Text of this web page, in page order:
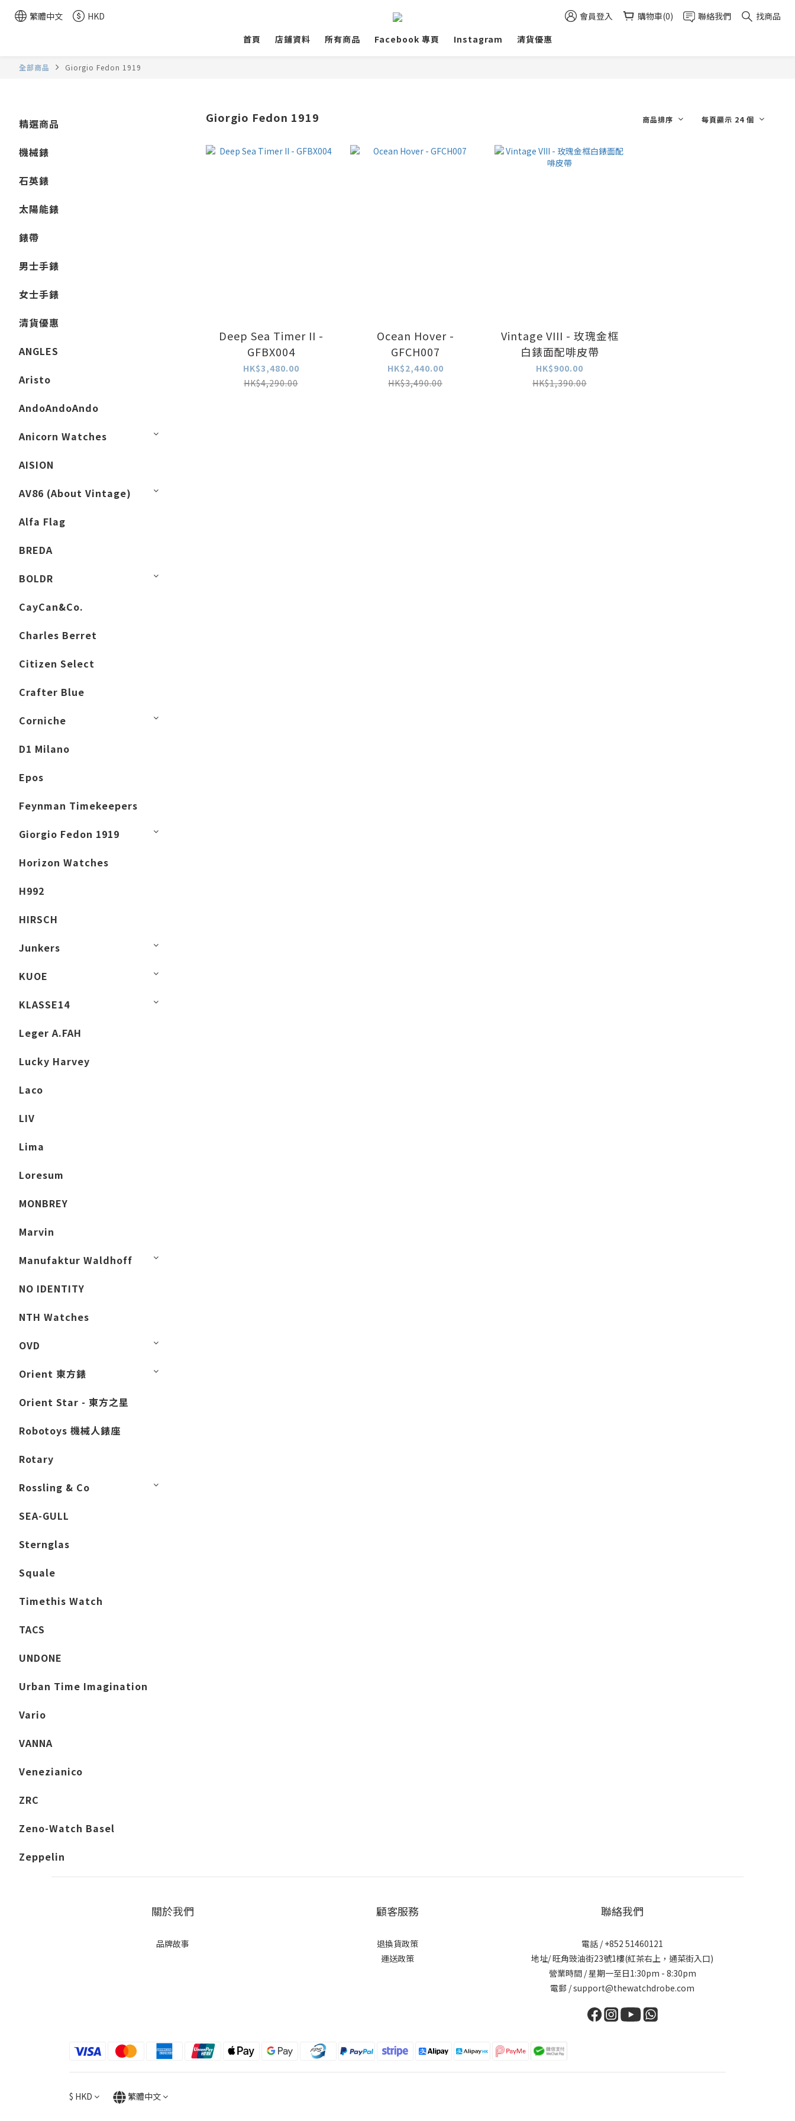
繁體中文 HKD 會員登入 購物車(0) 聯絡我們
找商品
首頁
店鋪資料 所有商品 Facebook 專頁 Instagram 清貨優惠
全部商品 Giorgio Fedon 1919
精選商品
機械錶
石英錶
太陽能錶
錶帶
男士手錶
女士手錶
清貨優惠
ANGLES
Aristo
AndoAndoAndo
Anicorn Watches
AISION
AV86 (About Vintage)
Alfa Flag
BREDA
BOLDR
CayCan&Co.
Charles Berret
Citizen Select
Crafter Blue
Corniche
D1 Milano
Epos
Feynman Timekeepers
Giorgio Fedon 1919
Horizon Watches
H992
HIRSCH
Junkers
KUOE
KLASSE14
Leger A.FAH
Lucky Harvey
Laco
LIV
Lima
Loresum
MONBREY
Marvin
Manufaktur Waldhoff
NO IDENTITY
NTH Watches
OVD
Orient 東方錶
Orient Star - 東方之星
Robotoys 機械人錶座
Rotary
Rossling & Co
SEA-GULL
Sternglas
Squale
Timethis Watch
TACS
UNDONE
Urban Time Imagination
Vario
VANNA
Venezianico
ZRC
Zeno-Watch Basel
Zeppelin
Giorgio Fedon 1919 商品排序 每頁顯示 24 個
Deep Sea Timer II -
GFBX004
HK$3,480.00
HK$4,290.00
Ocean Hover -
GFCH007
HK$2,440.00
HK$3,490.00
Vintage VIII - 玫瑰金框
白錶面配啡皮帶
HK$900.00
HK$1,390.00
關於我們
品牌故事
顧客服務
退換貨政策
運送政策
聯絡我們
電話 / +852 51460121
地址/ 旺角豉油街23號1樓(紅茶右上，通菜街入口)
營業時間 / 星期一至日1:30pm - 8:30pm
電郵 / support@thewatchdrobe.com
$ HKD 繁體中文